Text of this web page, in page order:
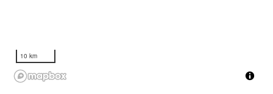
10 km